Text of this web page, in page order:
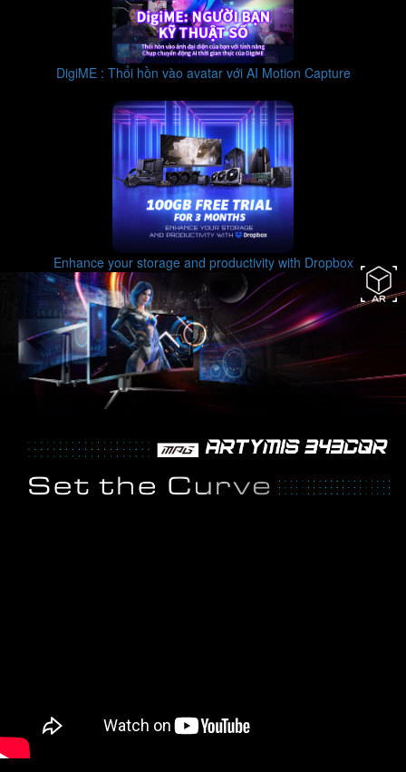
DigiME : Thổi hồn vào avatar với AI Motion Capture
Enhance your storage and productivity with Dropbox